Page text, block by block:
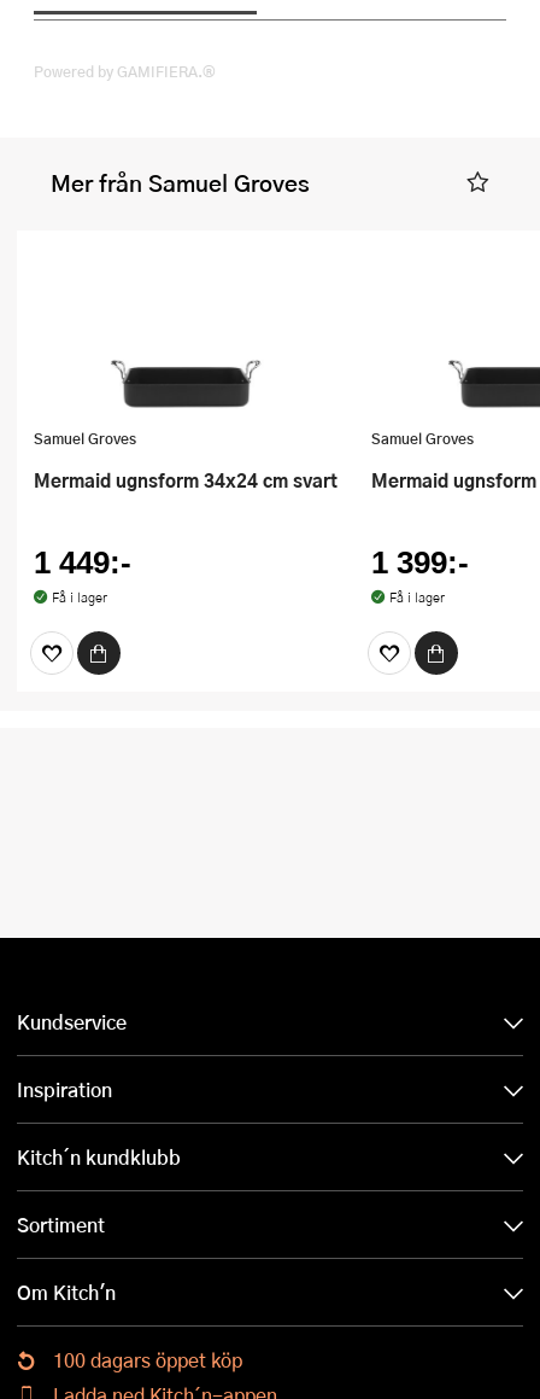
Powered by GAMIFIERA.®
Mer från Samuel Groves
Samuel Groves
Mermaid ugnsform 34x24 cm svart
1 449:-
Få i lager
Samuel Groves
Mermaid
1 399:-
Få i lager
Kundservice
Inspiration
Kitch´n kundklubb
Sortiment
Om Kitch'n
100 dagars öppet köp